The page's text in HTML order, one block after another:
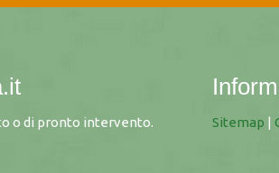
o di pronto intervento. Sitemap |